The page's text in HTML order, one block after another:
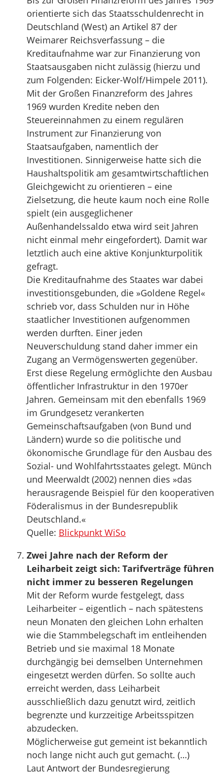
orientierte sich das Staatsschuldenrecht in
Deutschland (West) an Artikel 87 der
Weimarer Reichsverfassung – die
Kreditaufnahme war zur Finanzierung von
Staatsausgaben nicht zulässig (hierzu und
zum Folgenden: Eicker-Wolf/Himpele 2011).
Mit der Großen Finanzreform des Jahres
1969 wurden Kredite neben den
Steuereinnahmen zu einem regulären
Instrument zur Finanzierung von
Staatsaufgaben, namentlich der
Investitionen. Sinnigerweise hatte sich die
Haushaltspolitik am gesamtwirtschaftlichen
Gleichgewicht zu orientieren – eine
Zielsetzung, die heute kaum noch eine Rolle
spielt (ein ausgeglichener
Außenhandelssaldo etwa wird seit Jahren
nicht einmal mehr eingefordert). Damit war
letztlich auch eine aktive Konjunkturpolitik
gefragt.
Die Kreditaufnahme des Staates war dabei
investitionsgebunden, die »Goldene Regel«
schrieb vor, dass Schulden nur in Höhe
staatlicher Investitionen aufgenommen
werden durften. Einer jeden
Neuverschuldung stand daher immer ein
Zugang an Vermögenswerten gegenüber.
Erst diese Regelung ermöglichte den Ausbau
öffentlicher Infrastruktur in den 1970er
Jahren. Gemeinsam mit den ebenfalls 1969
im Grundgesetz verankerten
Gemeinschaftsaufgaben (von Bund und
Ländern) wurde so die politische und
ökonomische Grundlage für den Ausbau des
Sozial- und Wohlfahrtsstaates gelegt. Münch
und Meerwaldt (2002) nennen dies »das
herausragende Beispiel für den kooperativen
Föderalismus in der Bundesrepublik
Deutschland.«
Quelle: Blickpunkt WiSo
Zwei Jahre nach der Reform der
Leiharbeit zeigt sich: Tarifverträge führen
nicht immer zu besseren Regelungen
Mit der Reform wurde festgelegt, dass
Leiharbeiter – eigentlich – nach spätestens
neun Monaten den gleichen Lohn erhalten
wie die Stammbelegschaft im entleihenden
Betrieb und sie maximal 18 Monate
durchgängig bei demselben Unternehmen
eingesetzt werden dürfen. So sollte auch
erreicht werden, dass Leiharbeit
ausschließlich dazu genutzt wird, zeitlich
begrenzte und kurzzeitige Arbeitsspitzen
abzudecken.
Möglicherweise gut gemeint ist bekanntlich
noch lange nicht auch gut gemacht. (…)
Laut Antwort der Bundesregierung